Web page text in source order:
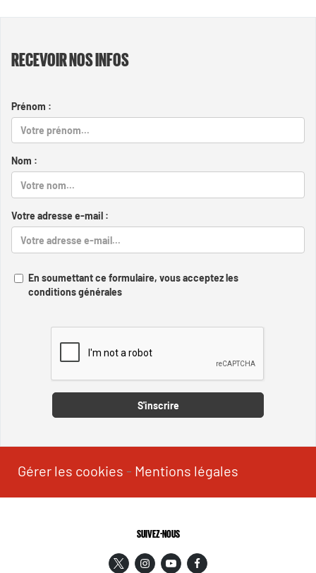
RECEVOIR NOS INFOS
Prénom :
Nom :
Votre adresse e-mail :
En soumettant ce formulaire, vous acceptez les
conditions générales
S'inscrire
Gérer les cookies - Mentions légales
SUIVEZ-NOUS